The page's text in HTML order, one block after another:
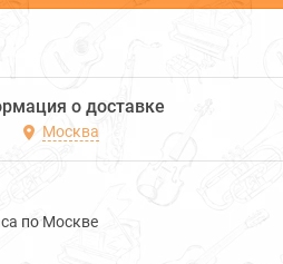
о доставке
Москва
по Москве